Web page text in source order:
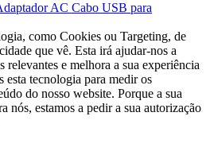
AC Cabo USB para
como Cookies ou Targeting, de
que vê. Esta irá ajudar-nos a
relevantes e melhora a sua experiência
esta tecnologia para medir os
do nosso website. Porque a sua
nós, estamos a pedir a sua autorização